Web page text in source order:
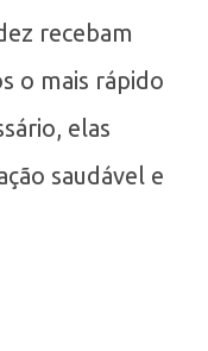
recebam
o mais rápido
elas
saudável e